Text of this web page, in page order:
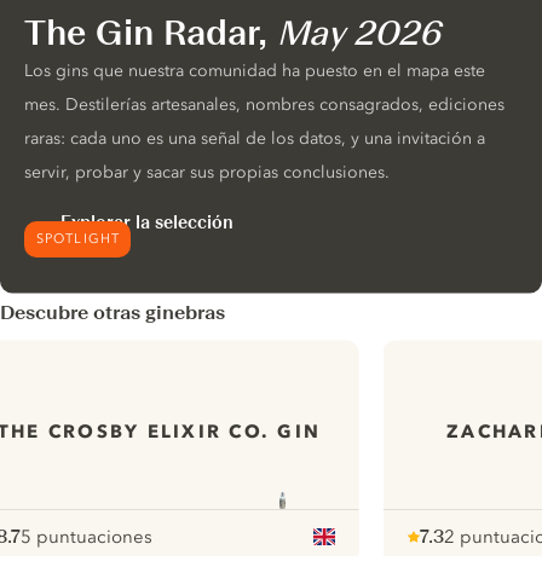
SPOTLIGHT
The Gin Radar, May 2026
Los gins que nuestra comunidad ha puesto en el mapa este
mes. Destilerías artesanales, nombres consagrados, ediciones
raras: cada uno es una señal de los datos, y una invitación a
servir, probar y sacar sus propias conclusiones.
Explorar la selección
Descubre otras ginebras
CROSBY ELIXIR CO. GIN
pour
5 puntuaciones
7.3
pour
2